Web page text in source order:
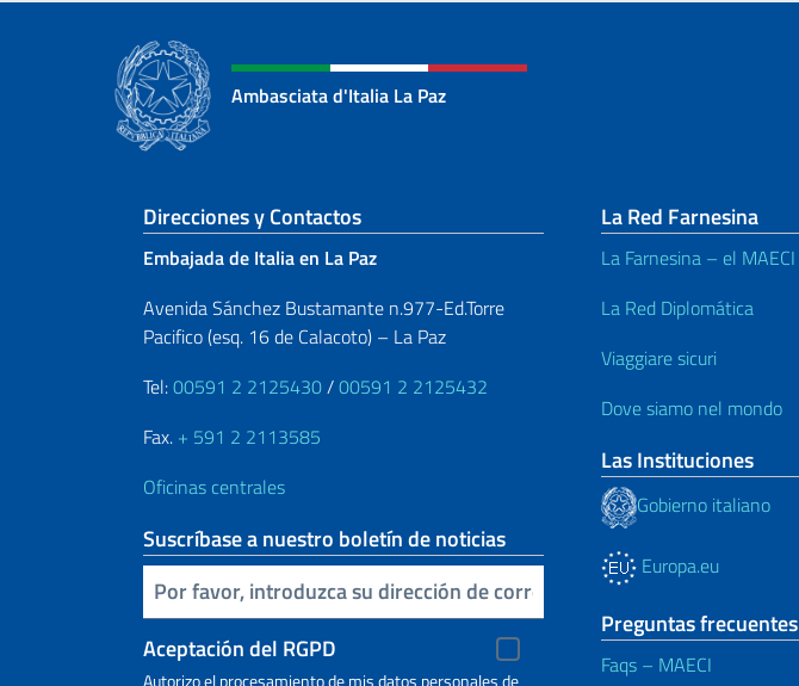
Ambasciata d'Italia La Paz
Sezione footer
Direcciones y Contactos
Embajada de Italia en La Paz
Avenida Sánchez Bustamante n.977-Ed.Torre
Pacifico (esq. 16 de Calacoto) – La Paz
Tel:00591 2 2125430/00591 2 2125432
Fax. + 591 2 2113585
Oficinas centrales
Suscríbase a nuestro boletín de noticias
Inserta tu correo electronico
Aceptación del RGPD
Autorizo ​​el procesamiento de mis datos personales de
La Red Farnesina
La Farnesina – el MAECI
La Red Diplomática
Viaggiare sicuri
Dove siamo nel mondo
Las Instituciones
Gobierno italiano
Europa.eu
Preguntas frecuentes
Faqs – MAECI